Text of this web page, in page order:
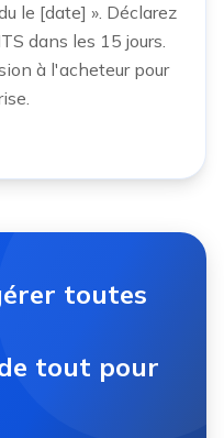
le [date] ». Déclarez
dans les 15 jours.
à l'acheteur pour
toutes
tout pour